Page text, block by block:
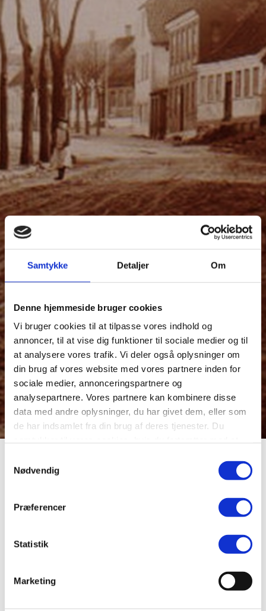
Samtykke Detaljer Om
Denne hjemmeside bruger cookies
Vi bruger cookies til at tilpasse vores indhold og
annoncer, til at vise dig funktioner til sociale medier og til
at analysere vores trafik. Vi deler også oplysninger om
din brug af vores website med vores partnere inden for
sociale medier, annonceringspartnere og
analysepartnere. Vores partnere kan kombinere disse
data med andre oplysninger, du har givet dem, eller som
de har indsamlet fra din brug af deres tjenester. Du
Nødvendig
Præferencer
Statistik
Marketing
Byens porte
Viborg havde fem
byporte
Viborg havde i middelalderen fem byporte: Sct. Mogens
port, Sct. Hans port, Sct. Mathias port, Sct. Mikkels port og
Reberbanen og Sct. Mogens Gade var den yngste, men til